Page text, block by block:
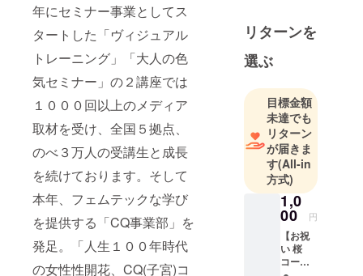
年にセミナー事業としてス
タートした「ヴィジュアル
トレーニング」「大人の色
気セミナー」の２講座では
１０００回以上のメディア
取材を受け、全国５拠点、
のべ３万人の受講生と成長
を続けております。そして
本年、フェムテックな学び
を提供する「CQ事業部」を
発足。「人生１００年時代
の女性性開花、CQ(子宮)コ
リターンを
選ぶ
目標金額
未達でも
リターン
が届きま
す(All-in
方式)
1,0
00 円
【お祝
い 桜
コー